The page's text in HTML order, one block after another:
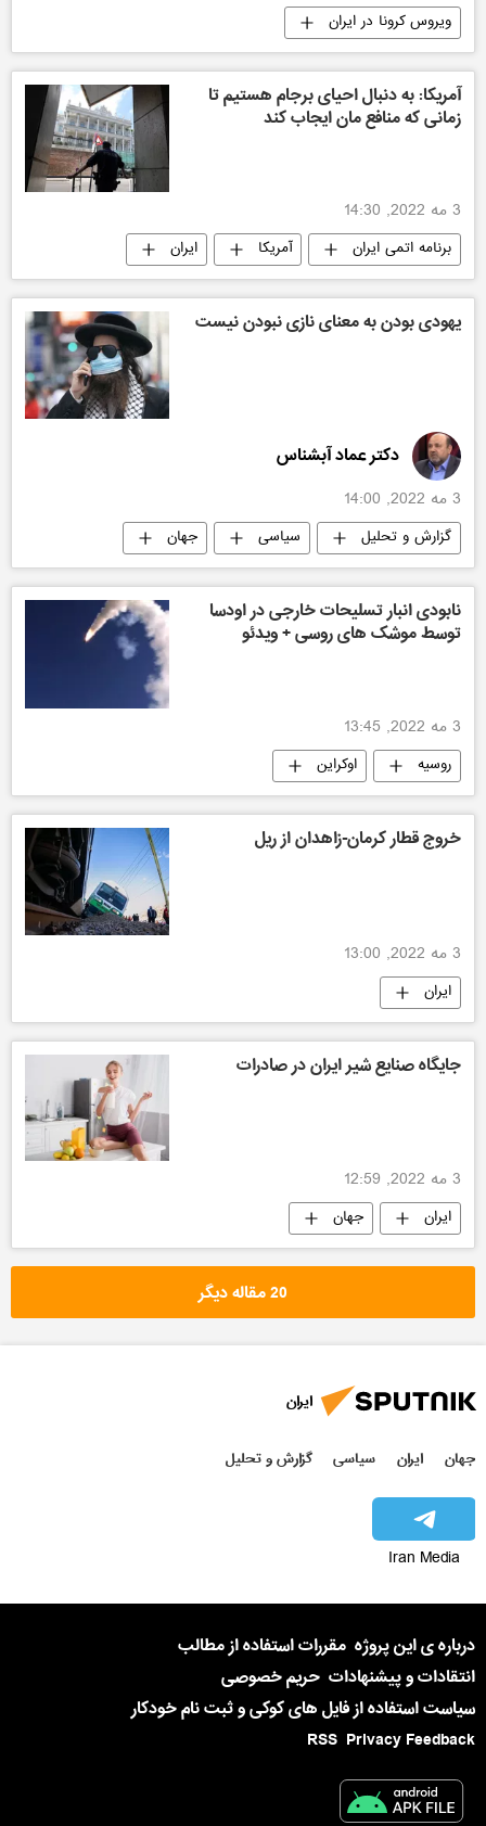
ویروس کرونا در ایران
آمریکا: به دنبال احیای برجام هستیم تا
زمانی که منافع مان ایجاب کند
3 مه 2022, 14:30
برنامه اتمی ایران آمریکا ایران
یهودی بودن به معنای نازی نبودن نیست
دکتر عماد آبشناس
3 مه 2022, 14:00
گزارش و تحلیل سیاسی جهان
نابودی انبار تسلیحات خارجی در اودسا
توسط موشک های روسی + ویدئو
3 مه 2022, 13:45
روسیه اوکراین
خروج قطار کرمان-زاهدان از ریل
3 مه 2022, 13:00
ایران
جایگاه صنایع شیر ایران در صادرات
3 مه 2022, 12:59
ایران جهان
20 مقاله دیگر
ایران
جهان ایران سیاسی گزارش و تحلیل
Iran Media
درباره ی این پروژه مقررات استفاده از مطالب
انتقادات و پیشنهادات حریم خصوصی
سیاست استفاده از فایل های کوکی و ثبت نام خودکار
Privacy Feedback
RSS